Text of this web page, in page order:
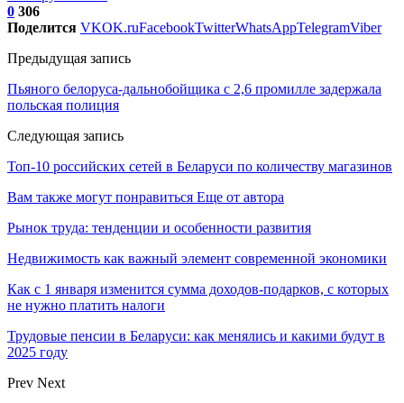
0 306
Поделится VKOK.ruFacebookTwitterWhatsAppTelegramViber
Предыдущая запись
Пьяного белоруса-дальнобойщика с 2,6 промилле задержала
польская полиция
Следующая запись
Топ-10 российских сетей в Беларуси по количеству магазинов
Вам также могут понравиться Еще от автора
Рынок труда: тенденции и особенности развития
Недвижимость как важный элемент современной экономики
Как с 1 января изменится сумма доходов-подарков, с которых
не нужно платить налоги
Трудовые пенсии в Беларуси: как менялись и какими будут в
2025 году
Prev Next